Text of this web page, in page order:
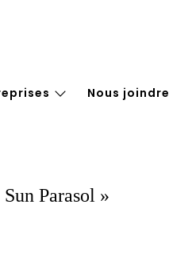
Nous joindre
Parasol »